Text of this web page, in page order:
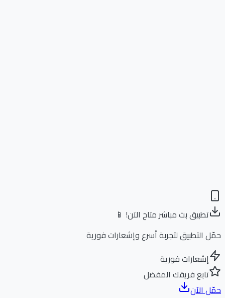
تطبيق بث مباشر متاح الآن! 📱
التطبيق لتجربة أسرع وإشعارات فورية
إشعارات فورية
تابع فريقك المفضل
الآن